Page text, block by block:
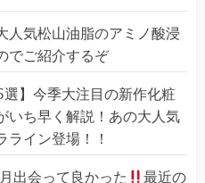
人気松山油脂のアミノ酸浸
でご紹介するぞ
選】今季大注目の新作化粧
いち早く解説！あの大人気
イン登場！！
出会って良かった 最近の